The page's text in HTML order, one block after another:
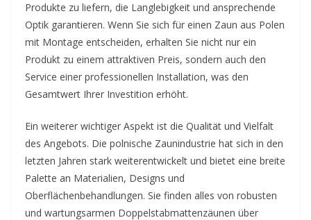
Produkte zu liefern, die Langlebigkeit und ansprechende
Optik garantieren. Wenn Sie sich für einen Zaun aus Polen
mit Montage entscheiden, erhalten Sie nicht nur ein
Produkt zu einem attraktiven Preis, sondern auch den
Service einer professionellen Installation, was den
Gesamtwert Ihrer Investition erhöht.
Ein weiterer wichtiger Aspekt ist die Qualität und Vielfalt
des Angebots. Die polnische Zaunindustrie hat sich in den
letzten Jahren stark weiterentwickelt und bietet eine breite
Palette an Materialien, Designs und
Oberflächenbehandlungen. Sie finden alles von robusten
und wartungsarmen Doppelstabmattenzäunen über